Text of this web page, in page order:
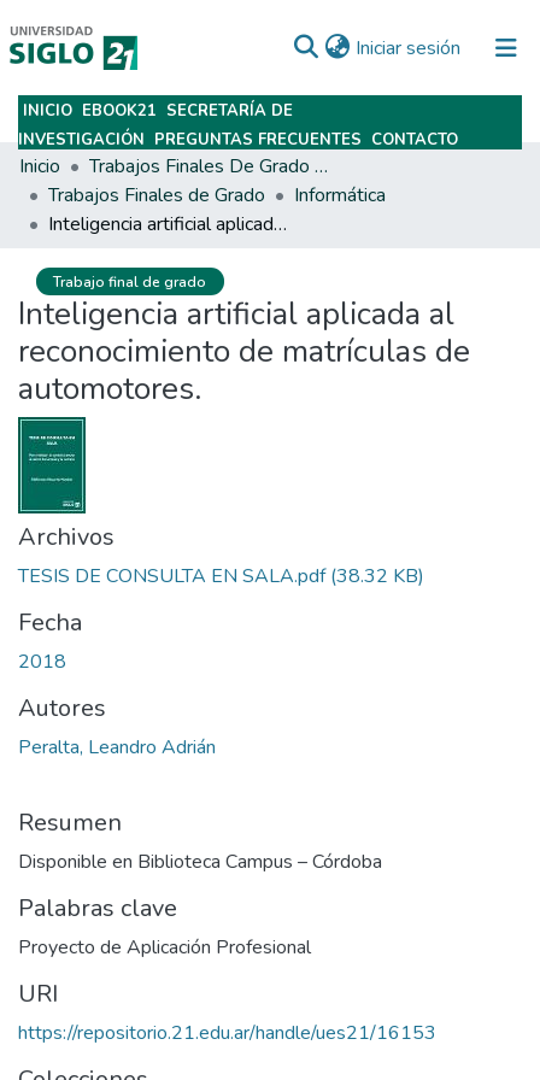
Iniciar sesión (current)
Subir
INICIO EBOOK21 SECRETARÍA DE
INVESTIGACIÓN PREGUNTAS FRECUENTES CONTACTO
Inicio
Trabajos Finales De Grado Y Posgrado
Trabajos Finales de Grado
Informática
Inteligencia artificial aplicada al reconocimiento de matrículas de automotores.
Trabajo final de grado
Inteligencia artificial aplicada al
reconocimiento de matrículas de
automotores.
Archivos
TESIS DE CONSULTA EN SALA.pdf(38.32 KB)
Fecha
2018
Autores
Peralta, Leandro Adrián
Resumen
Disponible en Biblioteca Campus – Córdoba
Palabras clave
Proyecto de Aplicación Profesional
URI
https://repositorio.21.edu.ar/handle/ues21/16153